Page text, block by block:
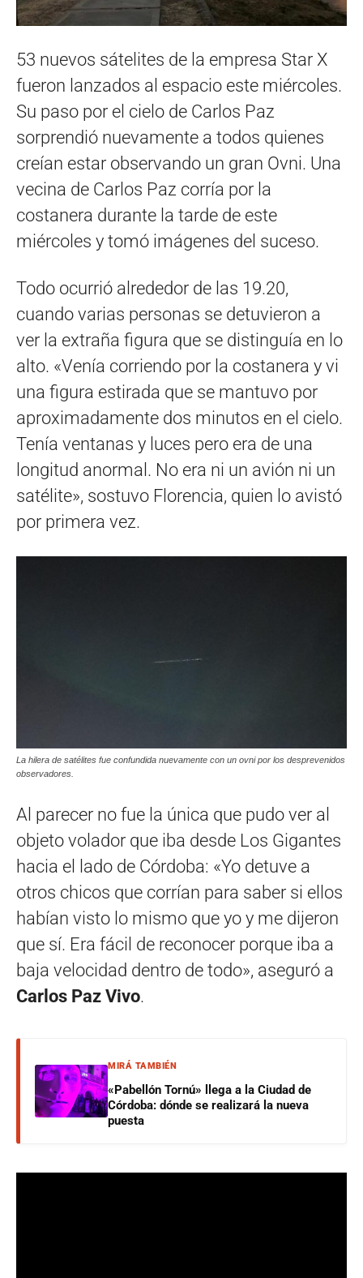
53 nuevos sátelites de la empresa Star X
fueron lanzados al espacio este miércoles.
Su paso por el cielo de Carlos Paz
sorprendió nuevamente a todos quienes
creían estar observando un gran Ovni. Una
vecina de Carlos Paz corría por la
costanera durante la tarde de este
miércoles y tomó imágenes del suceso.
Todo ocurrió alrededor de las 19.20,
cuando varias personas se detuvieron a
ver la extraña figura que se distinguía en lo
alto. «Venía corriendo por la costanera y vi
una figura estirada que se mantuvo por
aproximadamente dos minutos en el cielo.
Tenía ventanas y luces pero era de una
longitud anormal. No era ni un avión ni un
satélite», sostuvo Florencia, quien lo avistó
por primera vez.
La hilera de satélites fue confundida nuevamente con un ovni por los desprevenidos
observadores.
Al parecer no fue la única que pudo ver al
objeto volador que iba desde Los Gigantes
hacia el lado de Córdoba: «Yo detuve a
otros chicos que corrían para saber si ellos
habían visto lo mismo que yo y me dijeron
que sí. Era fácil de reconocer porque iba a
baja velocidad dentro de todo», aseguró a
Carlos Paz Vivo.
MIRÁ TAMBIÉN
«Pabellón Tornú» llega a la Ciudad de
Córdoba: dónde se realizará la nueva
puesta